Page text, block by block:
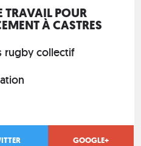
TRAVAIL POUR
À CASTRES
rugby collectif
GOOGLE+